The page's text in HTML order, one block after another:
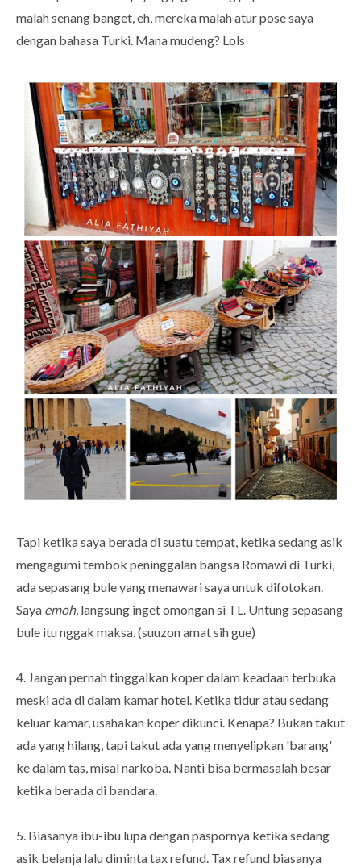
malah senang banget, eh, mereka malah atur pose saya
dengan bahasa Turki. Mana mudeng? Lols
Tapi ketika saya berada di suatu tempat, ketika sedang asik
mengagumi tembok peninggalan bangsa Romawi di Turki,
ada sepasang bule yang menawari saya untuk difotokan.
Saya emoh, langsung inget omongan si TL. Untung sepasang
bule itu nggak maksa. (suuzon amat sih gue)
4. Jangan pernah tinggalkan koper dalam keadaan terbuka
meski ada di dalam kamar hotel. Ketika tidur atau sedang
keluar kamar, usahakan koper dikunci. Kenapa? Bukan takut
ada yang hilang, tapi takut ada yang menyelipkan 'barang'
ke dalam tas, misal narkoba. Nanti bisa bermasalah besar
ketika berada di bandara.
5. Biasanya ibu-ibu lupa dengan paspornya ketika sedang
asik belanja lalu diminta tax refund. Tax refund biasanya